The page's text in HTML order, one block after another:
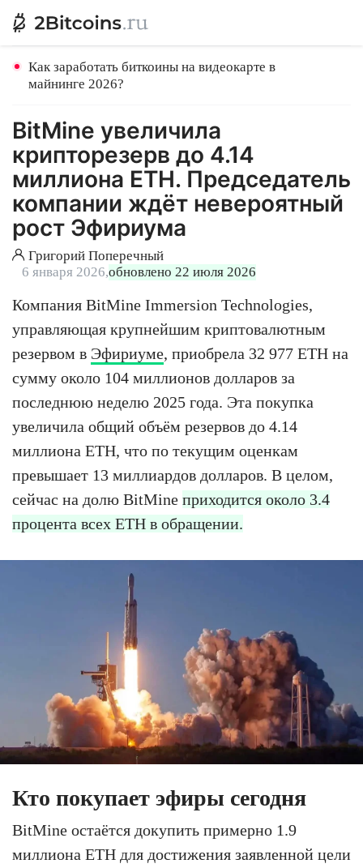
Как заработать биткоины на видеокарте в
майнинге 2026?
BitMine увеличила
крипторезерв до 4.14
миллиона ETH. Председатель
компании ждёт невероятный
рост Эфириума
Григорий Поперечный
6 января 2026,обновлено 22 июля 2026
Компания BitMine Immersion Technologies,
управляющая крупнейшим криптовалютным
резервом в Эфириуме, приобрела 32 977 ETH на
сумму около 104 миллионов долларов за
последнюю неделю 2025 года. Эта покупка
увеличила общий объём резервов до 4.14
миллиона ETH, что по текущим оценкам
превышает 13 миллиардов долларов. В целом,
сейчас на долю BitMine приходится около 3.4
процента всех ETH в обращении.
Кто покупает эфиры сегодня
BitMine остаётся докупить примерно 1.9
миллиона ETH для достижения заявленной цели